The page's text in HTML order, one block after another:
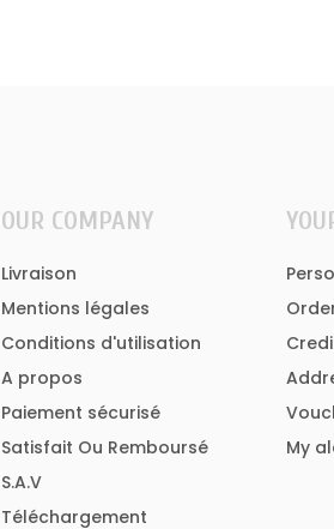
OUR COMPANY
Livraison
Mentions légales
Conditions d'utilisation
A propos
Paiement sécurisé
Satisfait Ou Remboursé
S.A.V
Téléchargement
My